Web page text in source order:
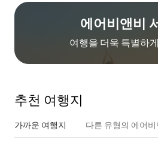
에어비앤비
여행을 더욱 특별하
추천 여행지
가까운 여행지 다른 유형의 에어